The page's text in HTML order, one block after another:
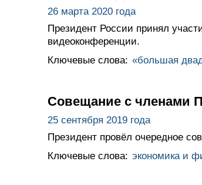
26 марта 2020 года
Президент России принял
видеоконференции.
Ключевые слова: «большая
Совещание с членами
25 сентября 2019 года
Президент провёл очередное
Ключевые слова: экономика и